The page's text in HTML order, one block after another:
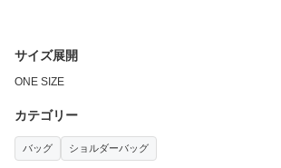
サイズ展開
ONE SIZE
カテゴリー
バッグ ショルダーバッグ